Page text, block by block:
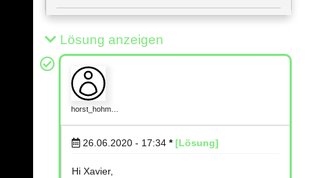
Lösung anzeigen
horst_hohm…
26.06.2020 - 17:34 * [Lösung]
Hi Xavier,